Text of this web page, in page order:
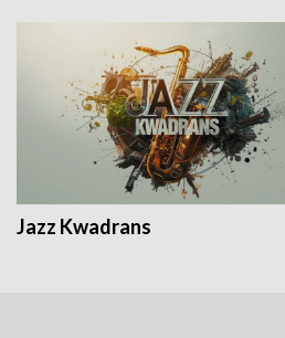
Jazz Kwadrans